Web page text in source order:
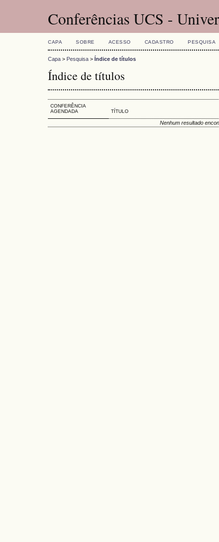
Conferências UCS -
CAPA SOBRE ACESSO CADASTRO PESQUISA
Capa > Pesquisa > Índice de títulos
Índice de títulos
CONFERÊNCIA
AGENDADA
TÍTULO
Nenhum resultado